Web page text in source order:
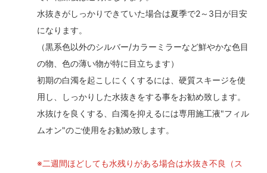
水抜きがしっかりできていた場合は夏季で2～3日が目安
になります。
（黒系色以外のシルバー/カラーミラーなど鮮やかな色目
の物、色の薄い物が特に目立ちます）
初期の白濁を起こしにくくするには、硬質スキージを使
用し、しっかりした水抜きをする事をお勧め致します。
水抜けを良くする、白濁を抑えるには専用施工液"フィル
ムオン"のご使用をお勧め致します。
※二週間ほどしても水残りがある場合は水抜き不良（ス